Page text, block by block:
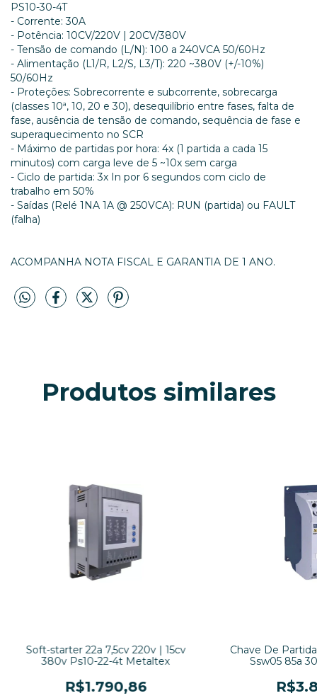
PS10-30-4T
- Corrente: 30A
- Potência: 10CV/220V | 20CV/380V
- Tensão de comando (L/N): 100 a 240VCA 50/60Hz
- Alimentação (L1/R, L2/S, L3/T): 220 ~380V (+/-10%)
50/60Hz
- Proteções: Sobrecorrente e subcorrente, sobrecarga
(classes 10ª, 10, 20 e 30), desequilíbrio entre fases, falta de
fase, ausência de tensão de comando, sequência de fase e
superaquecimento no SCR
- Máximo de partidas por hora: 4x (1 partida a cada 15
minutos) com carga leve de 5 ~10x sem carga
- Ciclo de partida: 3x In por 6 segundos com ciclo de
trabalho em 50%
- Saídas (Relé 1NA 1A @ 250VCA): RUN (partida) ou FAULT
(falha)
ACOMPANHA NOTA FISCAL E GARANTIA DE 1 ANO.
Produtos similares
Soft-starter 22a 7,5cv 220v | 15cv
380v Ps10-22-4t Metaltex
R$1.790,86
Chave De
Ssw05 85a